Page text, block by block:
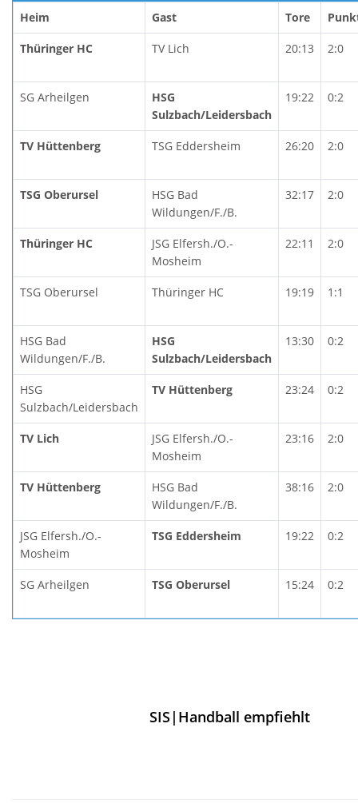
Heim Gast Tore
Thüringer HC TV Lich 20:13 2:0
SG Arheilgen
HSG
Sulzbach/Leidersbach
19:22 0:2
TV Hüttenberg TSG Eddersheim 26:20 2:0
TSG Oberursel
HSG Bad
Wildungen/F./B.
32:17 2:0
Thüringer HC
JSG Elfersh./O.-
Mosheim
22:11 2:0
TSG Oberursel Thüringer HC 19:19 1:1
HSG Bad
Wildungen/F./B.
HSG
Sulzbach/Leidersbach
13:30 0:2
HSG
Sulzbach/Leidersbach
TV Hüttenberg 23:24 0:2
TV Lich
JSG Elfersh./O.-
Mosheim
23:16 2:0
TV Hüttenberg
HSG Bad
Wildungen/F./B.
38:16 2:0
JSG Elfersh./O.-
Mosheim
TSG Eddersheim 19:22 0:2
SG Arheilgen TSG Oberursel 15:24 0:2
SIS|Handball empfiehlt